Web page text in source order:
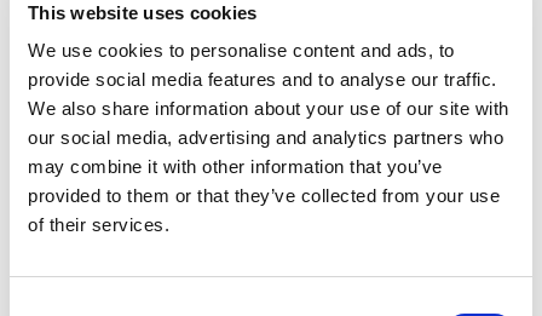
This website uses cookies
We use cookies to personalise content and ads, to
provide social media features and to analyse our traffic.
We also share information about your use of our site with
our social media, advertising and analytics partners who
may combine it with other information that you’ve
provided to them or that they’ve collected from your use
of their services.
Udfyld Silhouette-formularen for at dele dine
ønsker - allerede før du møder din specialist
Tilmeld dig hos Adoreal